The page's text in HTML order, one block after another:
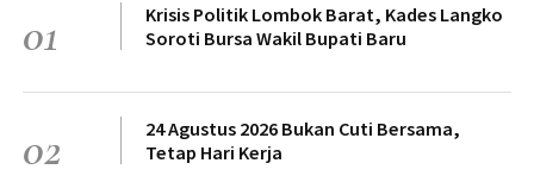
01
Krisis Politik Lombok Barat, Kades Langko
Soroti Bursa Wakil Bupati Baru
02
24 Agustus 2026 Bukan Cuti Bersama,
Tetap Hari Kerja